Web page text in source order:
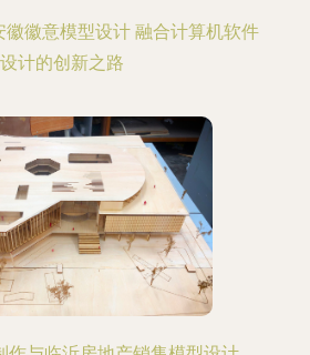
徽意模型设计 融合计算机软件
设计的创新之路